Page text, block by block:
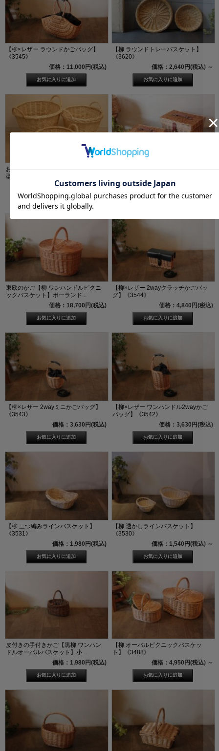
【柳×レザー ラウンドかごバッグ】
《3545》
価格：11,000円(税込)
【柳 ラウンドトレーバスケット】
《3620》
価格：2,640円(税込) ～
おもちゃかご・洗濯かごに！【柳 丸
型ランドリーバスケット】《...
価格：4,620円(税込)～
ギンガムの内布付き【柳 トランクバ
価格：7,700円(税込)
東欧のかご【柳 ワンハンドルピクニ
ックバスケット】ポーランド...
価格：18,700円(税込)
【柳×レザー 2wayクラッチかごバッ
グ】《3544》
価格：4,840円(税込)
【柳×レザー 2wayミニかごバッグ】
《3543》
価格：3,630円(税込)
【柳×レザー ワンハンドル2wayかご
バッグ】《3542》
価格：3,630円(税込)
【柳 三つ編みラインバスケット】
《3531》
価格：1,980円(税込)
【柳 透かしラインバスケット】
《3530》
価格：1,540円(税込) ～
皮付きの手付きかご【黒柳 ワンハン
ドルオーバルバスケット】小...
価格：1,980円(税込)
【柳 オーバルピクニックバスケッ
ト】《3488》
価格：4,950円(税込) ～